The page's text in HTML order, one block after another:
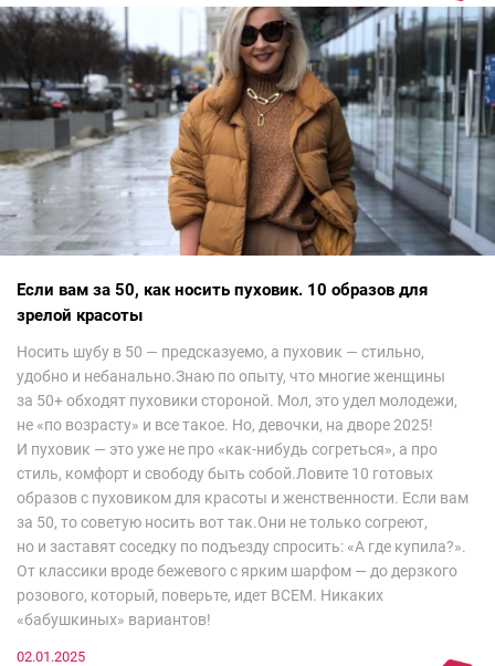
арабских дизайнеров, рассеялись как дым. А столько красоты
сегодня сложно увидеть на других известных неделях
мод.Самое интересное сейчас покажу ?
Если вам за 50, как носить пуховик. 10 образов для
зрелой красоты
Носить шубу в 50 — предсказуемо, а пуховик — стильно,
удобно и небанально.Знаю по опыту, что многие женщины
за 50+ обходят пуховики стороной. Мол, это удел молодежи,
не «по возрасту» и все такое. Но, девочки, на дворе 2025!
И пуховик — это уже не про «как-нибудь согреться», а про
стиль, комфорт и свободу быть собой.Ловите 10 готовых
образов с пуховиком для красоты и женственности. Если вам
за 50, то советую носить вот так.Они не только согреют,
но и заставят соседку по подъезду спросить: «А где купила?».
От классики вроде бежевого с ярким шарфом — до дерзкого
розового, который, поверьте, идет ВСЕМ. Никаких
«бабушкиных» вариантов!
02.01.2025